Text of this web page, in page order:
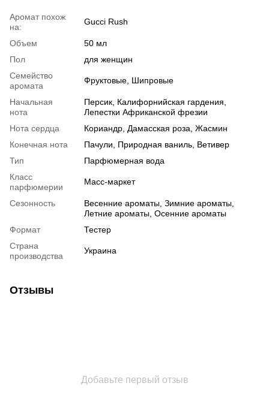
Аромат похож
на:
Gucci Rush
Объем
50 мл
Пол
для женщин
Семейство
аромата
Фруктовые, Шипровые
Начальная
нота
Персик, Калифорнийская гардения,
Лепестки Африканской фрезии
Нота сердца
Кориандр, Дамасская роза, Жасмин
Конечная нота
Пачули, Природная ваниль, Ветивер
Тип
Парфюмерная вода
Класс
парфюмерии
Масс-маркет
Сезонность
Весенние ароматы, Зимние ароматы,
Летние ароматы, Осенние ароматы
Формат
Тестер
Страна
производства
Украина
Отзывы
Добавьте первый отзыв